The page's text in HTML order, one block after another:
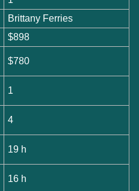
Brittany Ferries
$898
$780
1
4
19 h
16 h